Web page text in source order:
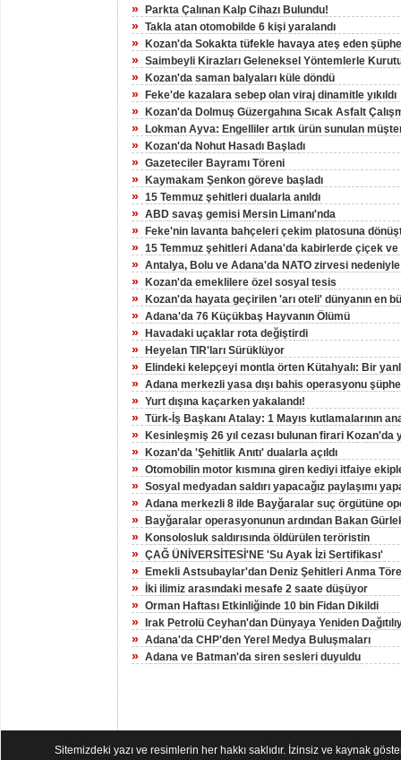
» Parkta Çalınan Kalp Cihazı Bulundu!
» Takla atan otomobilde 6 kişi yaralandı
» Kozan'da Sokakta tüfekle havaya ateş eden
» Saimbeyli Kirazları Geleneksel Yöntemlerle
» Kozan'da saman balyaları küle döndü
» Feke'de kazalara sebep olan viraj dinamitle yıkıldı
» Kozan'da Dolmuş Güzergahına Sıcak Asfalt
» Lokman Ayva: Engelliler artık ürün sunulan
» Kozan'da Nohut Hasadı Başladı
» Gazeteciler Bayramı Töreni
» Kaymakam Şenkon göreve başladı
» 15 Temmuz şehitleri dualarla anıldı
» ABD savaş gemisi Mersin Limanı'nda
» Feke'nin lavanta bahçeleri çekim platosuna
» 15 Temmuz şehitleri Adana'da kabirlerde çiçek ve
» Antalya, Bolu ve Adana'da NATO zirvesi
» Kozan'da emeklilere özel sosyal tesis
» Kozan'da hayata geçirilen 'arı oteli' dünyanın en
» Adana'da 76 Küçükbaş Hayvanın Ölümü
» Havadaki uçaklar rota değiştirdi
» Heyelan TIR'ları Sürüklüyor
» Elindeki kelepçeyi montla örten Kütahyalı: Bir
» Adana merkezli yasa dışı bahis operasyonu
» Yurt dışına kaçarken yakalandı!
» Türk-İş Başkanı Atalay: 1 Mayıs kutlamalarının
» Kesinleşmiş 26 yıl cezası bulunan firari Kozan'da
» Kozan'da 'Şehitlik Anıtı' dualarla açıldı
» Otomobilin motor kısmına giren kediyi itfaiye
» Sosyal medyadan saldırı yapacağız paylaşımı
» Adana merkezli 8 ilde Bayğaralar suç örgütüne
» Bayğaralar operasyonunun ardından Bakan
» Konsolosluk saldırısında öldürülen teröristin
» ÇAĞ ÜNİVERSİTESİ'NE 'Su Ayak İzi Sertifikası'
» Emekli Astsubaylar'dan Deniz Şehitleri Anma
» İki ilimiz arasındaki mesafe 2 saate düşüyor
» Orman Haftası Etkinliğinde 10 bin Fidan Dikildi
» Irak Petrolü Ceyhan'dan Dünyaya Yeniden
» Adana'da CHP'den Yerel Medya Buluşmaları
» Adana ve Batman'da siren sesleri duyuldu
Sitemizdeki yazı ve resimlerin her hakkı saklıdır. İzinsiz ve kaynak